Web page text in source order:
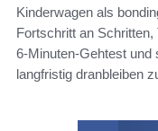
Kinderwagen als
Fortschritt an
6‑Minuten‑Gehtest
langfristig dranbleiben